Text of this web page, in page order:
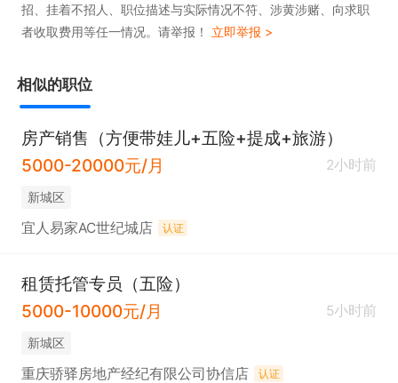
训，入职配备带教导师一对一带教，表现优秀可参与
业绩分成。薪酬模式多样，底薪绩效约5000-6000
前后均可变更。
招、挂着不招人、职位描述与实际情况不符、涉黄涉赌、向求职
者收取费用等任一情况。请举报！ 立即举报 >
相似的职位
房产销售（方便带娃儿+五险+提成+旅游）
5000-20000元/月
2小时前
新城区
宜人易家AC世纪城店 认证
租赁托管专员（五险）
5000-10000元/月
5小时前
新城区
重庆骄驿房地产经纪有限公司协信店 认证